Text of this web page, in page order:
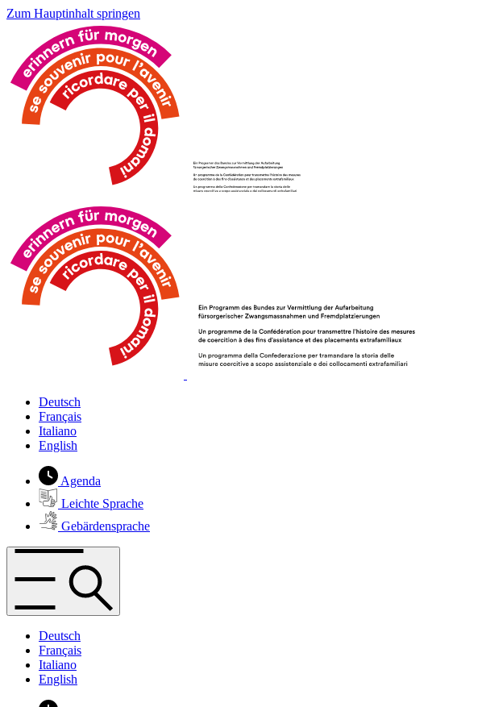
Zum Hauptinhalt springen
Deutsch
Français
Italiano
English
Agenda
Leichte Sprache
Gebärdensprache
Deutsch
Français
Italiano
English